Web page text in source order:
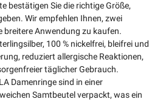
bestätigen Sie die richtige Größe,
Wir empfehlen Ihnen, zwei
breitere Anwendung zu kaufen.
100 % nickelfrei, bleifrei und
reduziert allergische Reaktionen,
täglicher Gebrauch.
Damenringe sind in einer
Samtbeutel verpackt, was ein